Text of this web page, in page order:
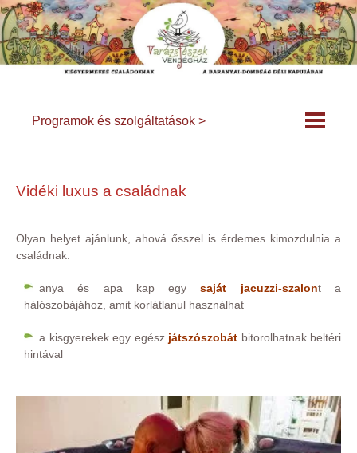
Programok és szolgáltatások >
Vidéki luxus a családnak
Olyan helyet ajánlunk, ahová ősszel is érdemes kimozdulnia a
családnak:
anya és apa kap egysaját jacuzzi-szalont a
hálószobájához, amit korlátlanul használhat
a kisgyerekek egy egészjátszószobát bitorolhatnak beltéri
hintával